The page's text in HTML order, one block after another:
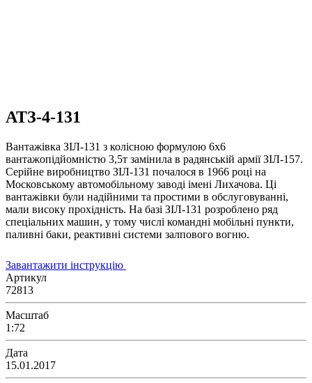
АТЗ-4-131
Вантажівка ЗІЛ-131 з колісною формулою 6х6
вантажопідйомністю 3,5т замінила в радянській армії ЗІЛ-157.
Серійне виробництво ЗІЛ-131 почалося в 1966 році на
Московському автомобільному заводі імені Лихачова. Ці
вантажівки були надійними та простими в обслуговуванні,
мали високу прохідність. На базі ЗІЛ-131 розроблено ряд
спеціальних машин, у тому числі командні мобільні пункти,
паливні баки, реактивні системи залпового вогню.
Завантажити інструкцію
Артикул
72813
Масштаб
1:72
Дата
15.01.2017